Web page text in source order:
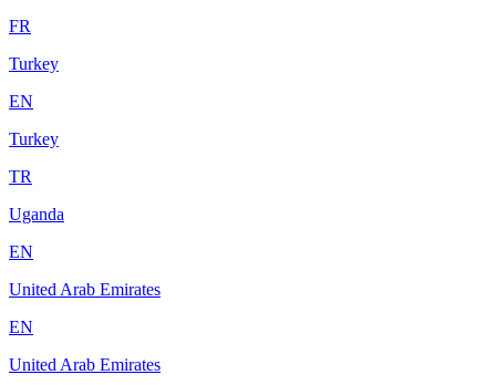
FR
Turkey
EN
Turkey
TR
Uganda
EN
United Arab Emirates
EN
United Arab Emirates